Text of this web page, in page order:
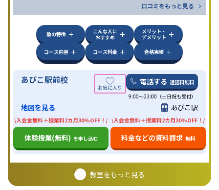
口コミをもっと見る
塾の特徴
こんな人に
おすすめ
メリット・
デメリット
コース内容
コース料金 合格実績
あびこ駅前校 電話する 通話料無料
9:00～23:00（土日祝も受付）
地図を見る あびこ駅
\入会金無料＋授業料2カ月30%OFF！/
体験授業(無料) を申し込む
\入会金無料＋授業料2カ月30%OFF！/
料金などの資料請求 無料
教室をもっと見る